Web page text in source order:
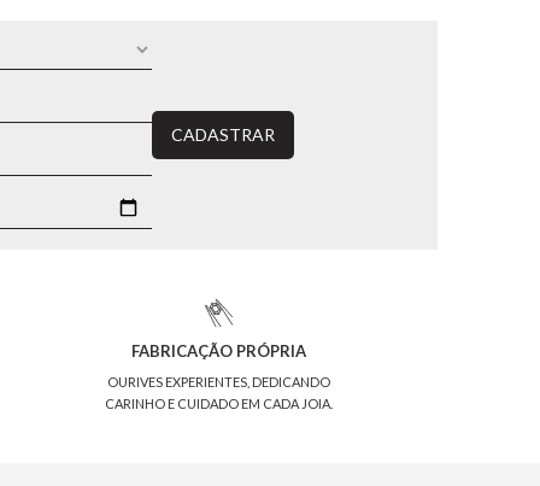
CADASTRAR
FABRICAÇÃO PRÓPRIA
OURIVES EXPERIENTES, DEDICANDO
CARINHO E CUIDADO EM CADA JOIA.